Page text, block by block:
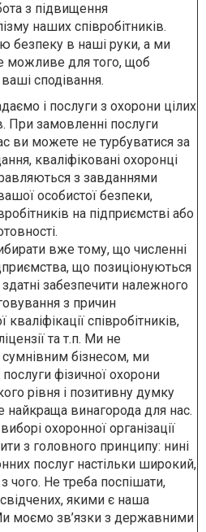
з підвищення
наших співробітників.
безпеку в наші руки, а ми
можливе для того, щоб
сподівання.
і послуги з охорони цілих
При замовленні послуги
ви можете не турбуватися за
кваліфіковані охоронці
з завданнями
особистої безпеки,
на підприємстві або
вже тому, що численні
що позиціонуються
забезпечити належного
з причин
кваліфікації співробітників,
та т.п. Ми не
бізнесом, ми
фізичної охорони
рівня і позитивну думку
найкраща винагорода для нас.
охоронної організації
з головного принципу: нині
послуг настільки широкий,
чого. Не треба поспішати,
якими є наша
моємо зв’язки з державними